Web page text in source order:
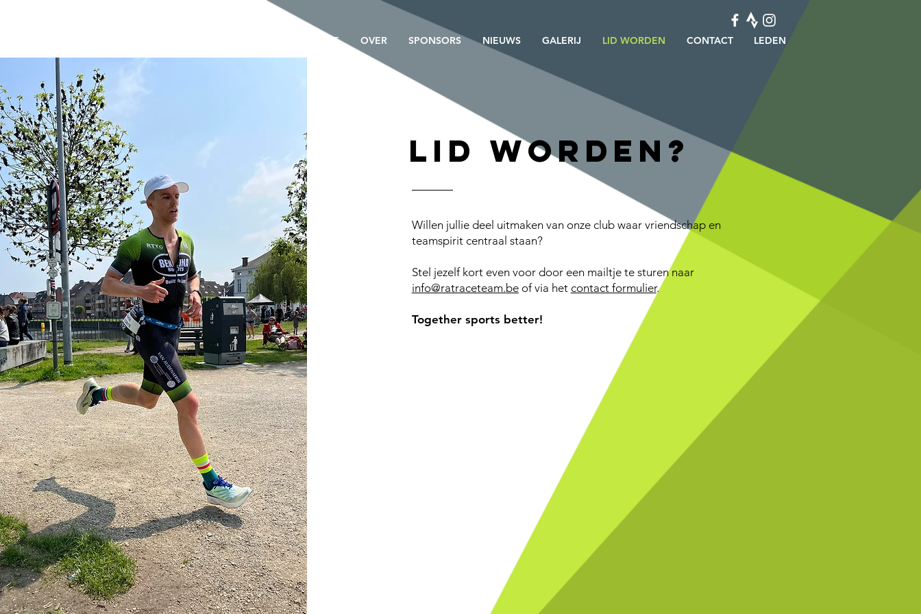
HOME OVER SPONSORS NIEUWS GALERIJ LID WORDEN CONTACT LEDEN
Lid worden?
Willen jullie deel uitmaken van onze club waar vriendschap en
teamspirit centraal staan?
Stel jezelf kort even voor door een mailtje te sturen naar
info@ratraceteam.beof via het contact formulier.
Together sports better!